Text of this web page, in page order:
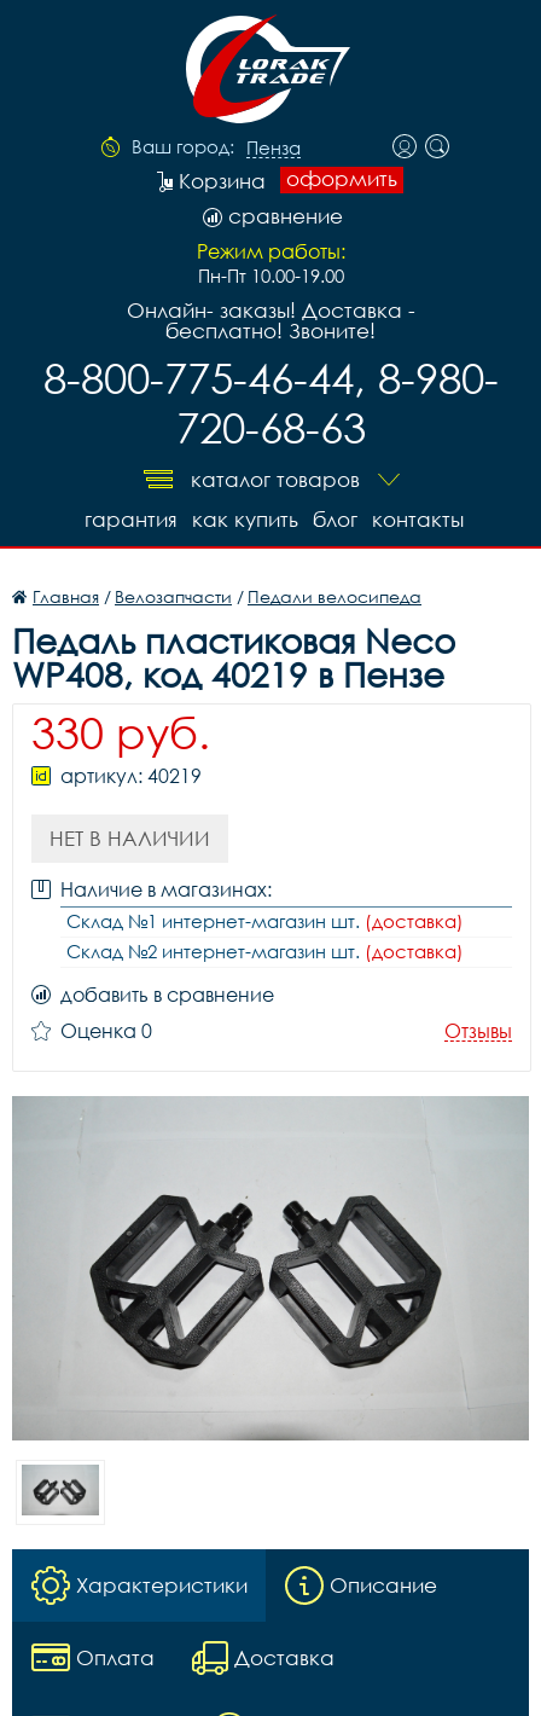
Ваш город: Пенза
оформить
Корзина
сравнение
Режим работы:
Пн-Пт 10.00-19.00
Онлайн- заказы! Доставка -
бесплатно! Звоните!
8-800-775-46-44, 8-980-
720-68-63
каталог товаров
контакты
блог
как купить
гарантия
Главная / Велозапчасти / Педали велосипеда
Педаль пластиковая Neco
WP408, код 40219 в Пензе
330 руб.
артикул: 40219
НЕТ В НАЛИЧИИ
Наличие в магазинах:
Склад №1 интернет-магазин шт. (доставка)
Склад №2 интернет-магазин шт. (доставка)
добавить в сравнение
Оценка 0
Отзывы
Характеристики Описание
Оплата Доставка